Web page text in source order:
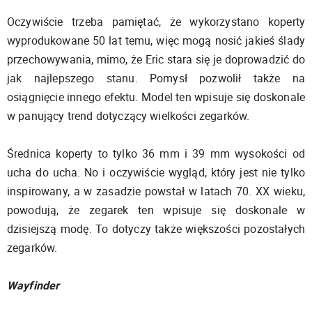
Oczywiście trzeba pamiętać, że wykorzystano koperty
wyprodukowane 50 lat temu, więc mogą nosić jakieś ślady
przechowywania, mimo, że Eric stara się je doprowadzić do
jak najlepszego stanu. Pomysł pozwolił także na
osiągnięcie innego efektu. Model ten wpisuje się doskonale
w panujący trend dotyczący wielkości zegarków.
Średnica koperty to tylko 36 mm i 39 mm wysokości od
ucha do ucha. No i oczywiście wygląd, który jest nie tylko
inspirowany, a w zasadzie powstał w latach 70. XX wieku,
powodują, że zegarek ten wpisuje się doskonale w
dzisiejszą modę. To dotyczy także większości pozostałych
zegarków.
Wayfinder